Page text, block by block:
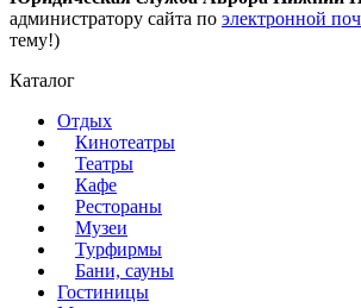
администратору сайта по электронной
тему!)
Каталог
Отдых
Кинотеатры
Театры
Кафе
Рестораны
Музеи
Турфирмы
Бани, сауны
Гостиницы